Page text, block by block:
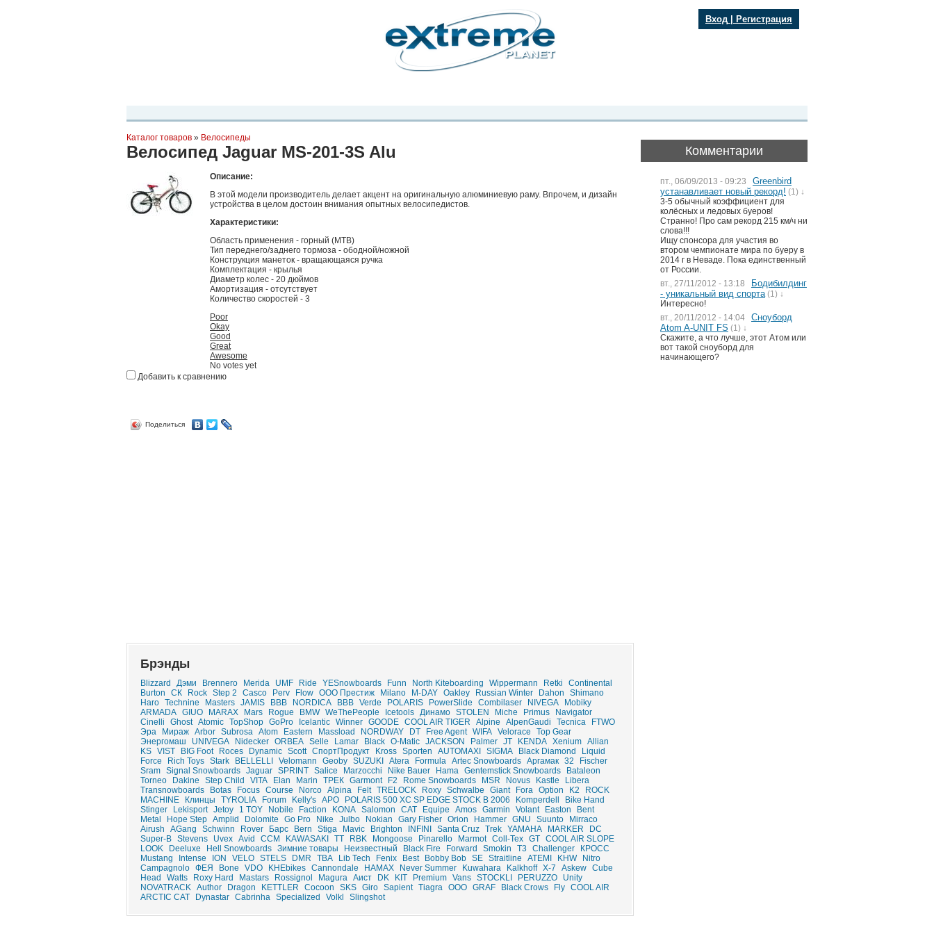
Вход Регистрация
Каталог товаров » Велосипеды
Велосипед Jaguar MS-201-3S Alu
Описание:
В этой модели производитель делает акцент на оригинальную алюминиевую раму. Впрочем, и дизайн
устройства в целом достоин внимания опытных велосипедистов.
Характеристики:
Область применения - горный (MTB)
Тип переднего/заднего тормоза - ободной/ножной
Конструкция манеток - вращающаяся ручка
Комплектация - крылья
Диаметр колес - 20 дюймов
Амортизация - отсутствует
Количество скоростей - 3
Poor
Okay
Good
Great
Awesome
No votes yet
Добавить к сравнению
Поделиться
Брэнды
Blizzard Дэми Brennero Merida UMF Ride YESnowboards Funn North Kiteboarding Wippermann Retki
Continental
Burton
СК Rock Step 2 Casco Perv Flow ООО Престиж Milano M-DAY Oakley Russian Winter Dahon
Shimano
Haro Technine Masters JAMIS ВВВ NORDICA BBB Verde POLARIS PowerSlide Combilaser NIVEGA
Mobiky
ARMADA GIUO MARAX Mars Rogue BMW WeThePeople Icetools Динамо STOLEN Miche Primus
Navigator
Cinelli
Ghost Atomic TopShop GoPro Icelantic Winner GOODE COOL AIR TIGER Alpine AlpenGaudi Tecnica
FTWO
Эра
Мираж Arbor Subrosa Atom Eastern Massload NORDWAY DT Free Agent WIFA Velorace
Top Gear
Энергомаш
UNIVEGA Nidecker ORBEA Selle Lamar Black O-Matic JACKSON Palmer JT KENDA Xenium Allian
KS VIST BIG Foot Roces Dynamic Scott СпортПродукт Kross Sporten AUTOMAXI SIGMA Black Diamond
Liquid
Force
Rich Toys Stark BELLELLI Velomann Geoby SUZUKI Atera Formula Artec Snowboards Аргамак 32
Fischer
Sram Signal Snowboards Jaguar SPRINT Salice Marzocchi Nike Bauer Hama Gentemstick Snowboards
Bataleon
Torneo
Dakine Step Child VITA Elan Marin ТРЕК Garmont F2 Rome Snowboards MSR Novus Kastle
Libera
Transnowboards
Botas Focus Course Norco Alpina Felt TRELOCK Roxy Schwalbe Giant Fora Option K2
ROCK
MACHINE
Клинцы TYROLIA Forum Kelly's APO POLARIS 500 XC SP EDGE STOCK B 2006 Komperdell
Bike Hand
Stinger
Lekisport Jetoy 1 TOY Nobile Faction KONA Salomon CAT Equipe Amos Garmin Volant Easton
Bent
Metal
Hope Step Amplid Dolomite Go Pro Nike Julbo Nokian Gary Fisher Orion Hammer GNU Suunto
Mirraco
Airush
AGang Schwinn Rover Барс Bern Stiga Mavic Brighton INFINI Santa Cruz Trek YAMAHA MARKER
DC
Super-B Stevens Uvex Avid CCM KAWASAKI ТТ RBK Mongoose Pinarello Marmot Coll-Tex GT COOL AIR SLOPE
LOOK
Deeluxe Hell Snowboards Зимние товары Неизвестный Black Fire Forward Smokin T3 Challenger
КРОСС
Mustang
Intense ION VELO STELS DMR TBA Lib Tech Fenix Best Bobby Bob SE Straitline ATEMI KHW
Nitro
Campagnolo ФЕЯ Bone VDO KHEbikes Cannondale HAMAX Never Summer Kuwahara Kalkhoff X-7 Askew Cube
Head
Watts Roxy Hard Mastars Rossignol Magura Аист DK KIT Premium Vans STOCKLI PERUZZO
Unity
NOVATRACK Author Dragon KETTLER Cocoon SKS Giro Sapient Tiagra ООО GRAF Black Crows Fly COOL AIR
ARCTIC CAT
Dynastar Cabrinha Specialized Volkl Slingshot
Комментарии
пт., 06/09/2013 - 09:23
Greenbird
устанавливает новый рекорд! (1) ↓
3-5 обычный коэффициент для
колёсных и ледовых буеров!
Странно! Про сам рекорд 215 км/ч ни
слова!!!
Ищу спонсора для участия во
втором чемпионате мира по буеру в
2014 г в Неваде. Пока единственный
от России.
вт., 27/11/2012 - 13:18
Бодибилдинг
- уникальный вид спорта (1) ↓
Интересно!
вт., 20/11/2012 - 14:04
Сноуборд
Atom A-UNIT FS (1) ↓
Скажите, а что лучше, этот Атом или
вот такой сноуборд для
начинающего?